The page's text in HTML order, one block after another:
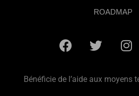
ROADMAP
Bénéficie de l’aide aux moyens